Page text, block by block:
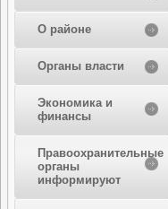
О районе
Органы власти
Экономика и
финансы
Правоохранительные
органы
информируют